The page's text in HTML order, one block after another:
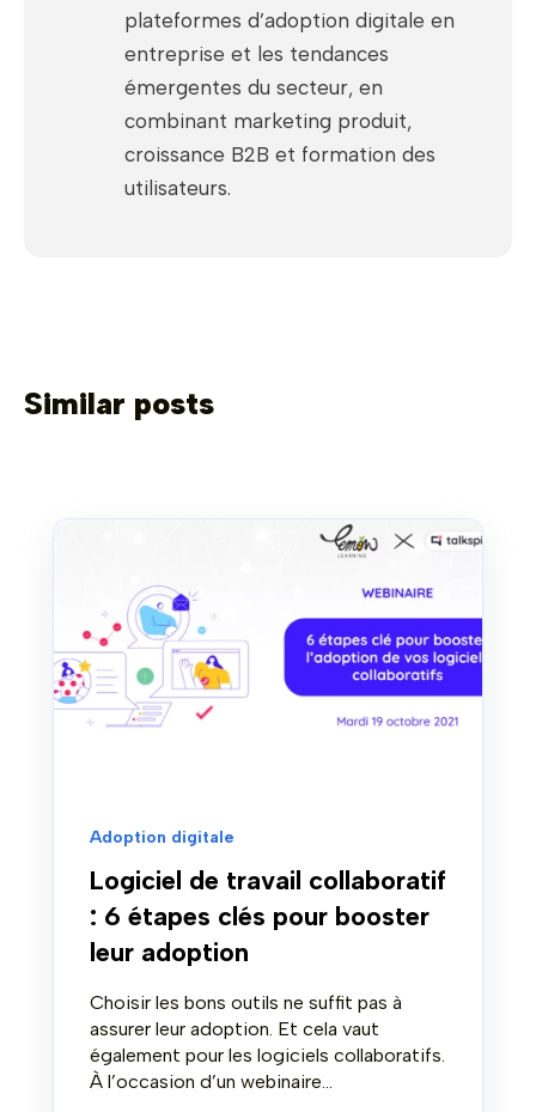
plateformes d’adoption digitale en
entreprise et les tendances
émergentes du secteur, en
combinant marketing produit,
croissance B2B et formation des
utilisateurs.
Similar posts
Adoption digitale
Logiciel de travail collaboratif
: 6 étapes clés pour booster
leur adoption
Choisir les bons outils ne suffit pas à
assurer leur adoption. Et cela vaut
également pour les logiciels collaboratifs.
À l’occasion d’un webinaire...